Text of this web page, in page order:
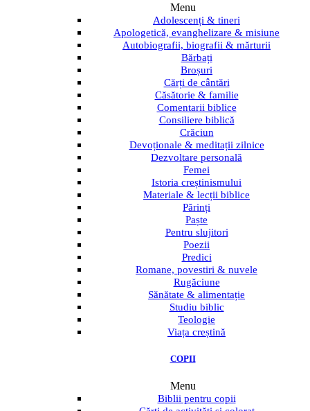
Menu
Adolescenți & tineri
Apologetică, evanghelizare & misiune
Autobiografii, biografii & mărturii
Bărbați
Broșuri
Cărți de cântări
Căsătorie & familie
Comentarii biblice
Consiliere biblică
Crăciun
Devoționale & meditații zilnice
Dezvoltare personală
Femei
Istoria creștinismului
Materiale & lecții biblice
Părinți
Paște
Pentru slujitori
Poezii
Predici
Romane, povestiri & nuvele
Rugăciune
Sănătate & alimentație
Studiu biblic
Teologie
Viața creștină
COPII
Menu
Biblii pentru copii